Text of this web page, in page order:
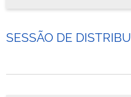
SESSÃO DE